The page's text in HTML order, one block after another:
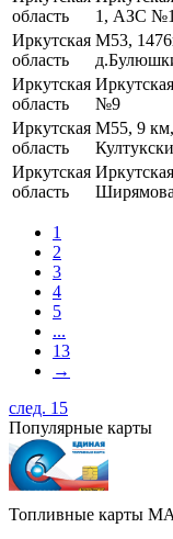
область
1, АЗС
Иркутская
область
М53,
Иркутская
область
№9
Иркутская
область
М55, 9 км,
Иркутская
область
1
2
3
4
5
...
13
→
след. 15
Популярные карты
Топливные карты